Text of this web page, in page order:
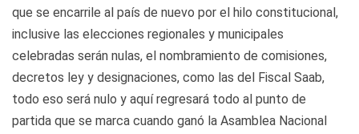
que se encarrile al país de nuevo por el hilo constitucional,
inclusive las elecciones regionales y municipales
celebradas serán nulas, el nombramiento de comisiones,
decretos ley y designaciones, como las del Fiscal Saab,
todo eso será nulo y aquí regresará todo al punto de
partida que se marca cuando ganó la Asamblea Nacional